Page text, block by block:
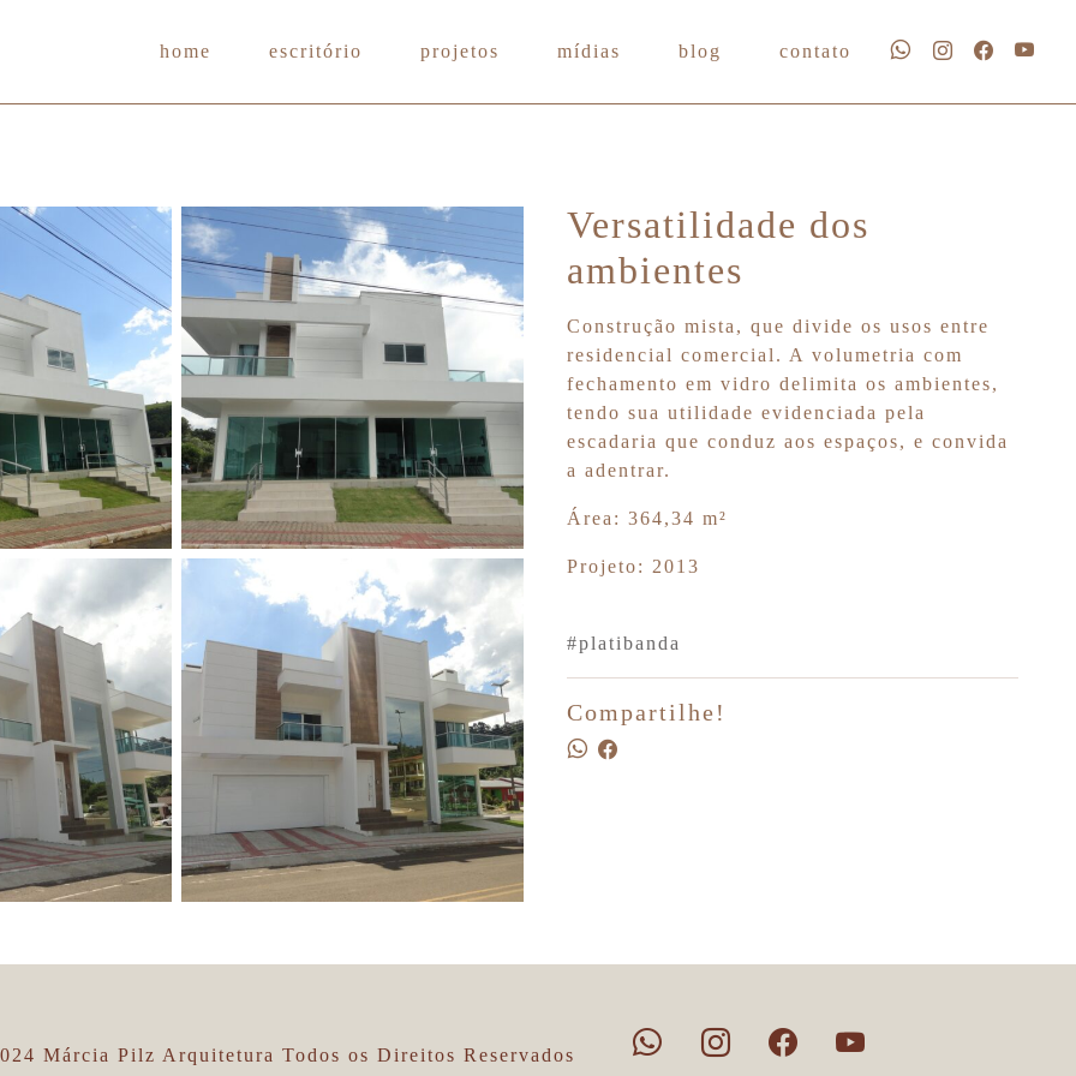
home escritório projetos mídias blog contato
Versatilidade dos
ambientes
Construção mista, que divide os usos entre
residencial comercial. A volumetria com
fechamento em vidro delimita os ambientes,
tendo sua utilidade evidenciada pela
escadaria que conduz aos espaços, e convida
a adentrar.
Área: 364,34 m²
Projeto: 2013
#platibanda
Compartilhe!
Márcia Pilz Arquitetura Todos os Direitos Reservados